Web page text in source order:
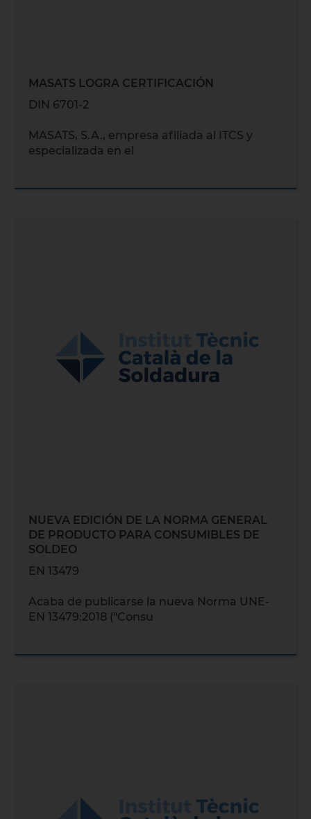
MASATS LOGRA CERTIFICACIÓN
DIN 6701-2
MASATS, S.A., empresa afiliada al ITCS y
especializada en el
NUEVA EDICIÓN DE LA NORMA GENERAL
DE PRODUCTO PARA CONSUMIBLES DE
SOLDEO
EN 13479
Acaba de publicarse la nueva Norma UNE-
EN 13479:2018 ("Consu